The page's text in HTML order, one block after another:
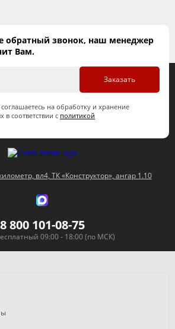
обратный звонок, наш менеджер
Вам.
Заказать
на обработку и хранение
в соответствии с политикой
вл4, ТК «Конструктор», ангар 1.10
8 800 101-08-75
09:00 - 18:00 (по МСК)